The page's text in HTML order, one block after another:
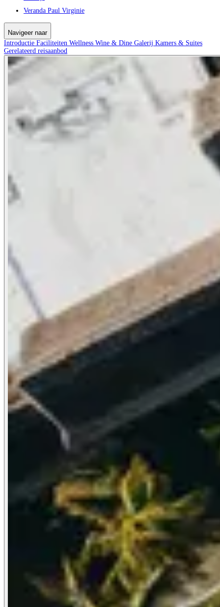
Veranda Paul Virginie
Navigeer naar
Introductie Faciliteiten Wellness Wine & Dine Galerij Kamers & Suites
Gerelateerd reisaanbod